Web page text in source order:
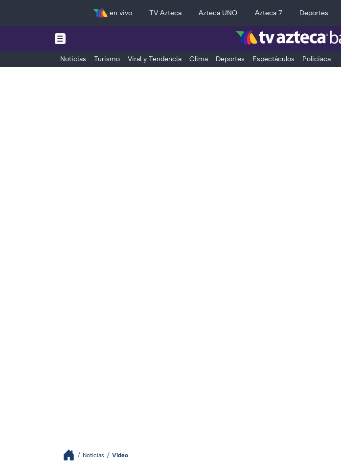
en vivo TV Azteca Azteca UNO Azteca 7 Deportes
Noticias Turismo Viral y Tendencia Clima Deportes Espectáculos Policiaca
Noticias Video